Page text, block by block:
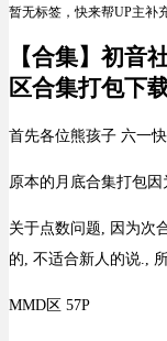
暂无标签，快来帮UP主补
【合集】初音
区合集打包下
首先各位熊孩子 六一
原本的月底合集打包
关于点数问题, 因为次
的, 不适合新人的说.,
MMD区 57P